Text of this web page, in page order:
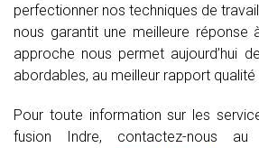
perfectionner nos techniques de
nous garantit une meilleure réponse
approche nous permet aujourd’hui
abordables, au meilleur rapport qualité
Pour toute information sur les
fusion Indre, contactez-nous au